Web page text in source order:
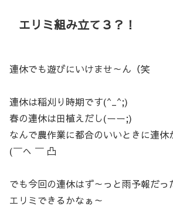
エリミ組み立て３？！
連休でも遊びにいけませ～ん（笑
連休は稲刈り時期です(^_^;)
春の連休は田植えだし(ーー;)
なんで農作業に都合のいいときに連休
(￣へ ￣ 凸
でも今回の連休はず～っと雨予報だっ
エリミできるかなぁ～